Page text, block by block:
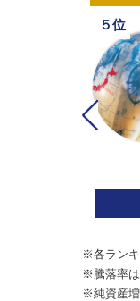
５位
※各ランキ
※騰落率は
※純資産増